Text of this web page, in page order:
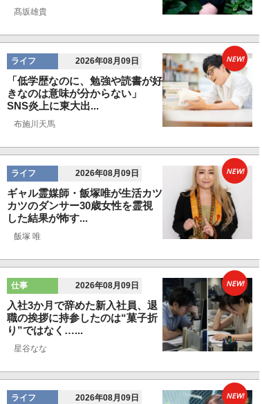
髙坂雄貴
ライフ 2026年08月09日
「低学歴なのに、勉強や読書が好
きなのは意味が分からない」
SNS炎上に東大出...
布施川天馬
NEW!
ライフ 2026年08月09日
ギャル霊媒師・飯塚唯が生活カツ
カツのダンサー30歳女性を霊視
した結果が怖す...
飯塚 唯
NEW!
仕事 2026年08月09日
入社3か月で辞めた新入社員、退
職の挨拶に持参したのは“菓子折
り”ではなく…...
星谷なな
NEW!
ライフ 2026年08月09日 NEW!